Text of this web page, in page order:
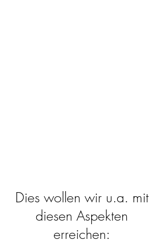
Dies wollen wir u.a. mit
diesen Aspekten
erreichen: